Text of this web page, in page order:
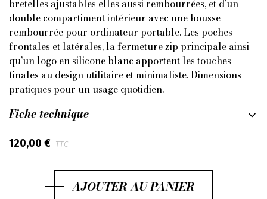
bretelles ajustables elles aussi rembourrées, et d’un
double compartiment intérieur avec une housse
rembourrée pour ordinateur portable. Les poches
frontales et latérales, la fermeture zip principale ainsi
qu’un logo en silicone blanc apportent les touches
finales au design utilitaire et minimaliste. Dimensions
pratiques pour un usage quotidien.
Fiche technique
120,00 € TTC
AJOUTER AU PANIER